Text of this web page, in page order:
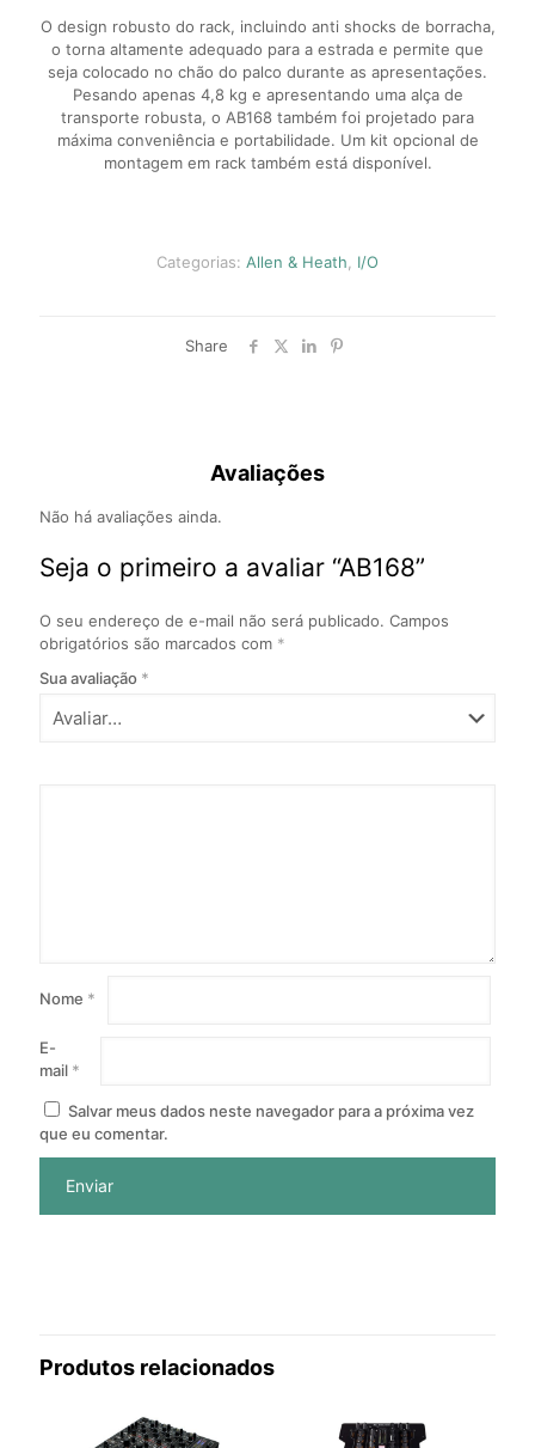
O design robusto do rack, incluindo anti shocks de borracha,
o torna altamente adequado para a estrada e permite que
seja colocado no chão do palco durante as apresentações.
Pesando apenas 4,8 kg e apresentando uma alça de
transporte robusta, o AB168 também foi projetado para
máxima conveniência e portabilidade. Um kit opcional de
montagem em rack também está disponível.
Categorias: Allen & Heath, I/O
Share
Avaliações
Não há avaliações ainda.
Seja o primeiro a avaliar “AB168”
O seu endereço de e-mail não será publicado. Campos
obrigatórios são marcados com *
Sua avaliação *
Nome *
E-
mail *
Salvar meus dados neste navegador para a próxima vez
que eu comentar.
Produtos relacionados